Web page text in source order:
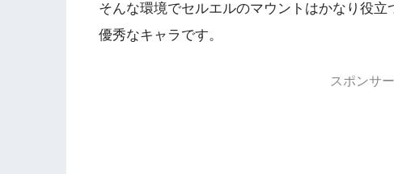
そんな環境でセルエルのマウントはかなり役
優秀なキャラです。
スポンサ